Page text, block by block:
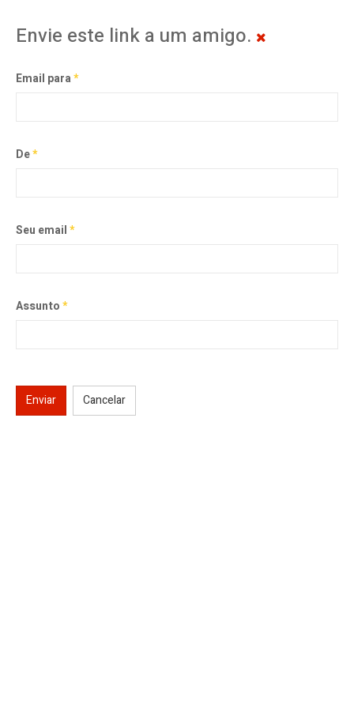
Envie este link a um amigo.
Email para*
De*
Seu email*
Assunto*
Enviar Cancelar